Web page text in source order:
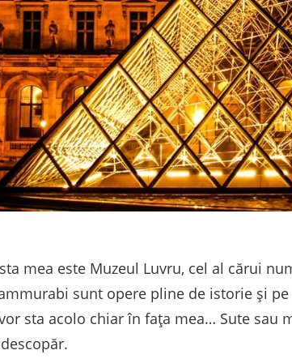
mea este Muzeul Luvru, cel al cărui
sunt opere pline de istorie și
sta acolo chiar în fața mea… Sute